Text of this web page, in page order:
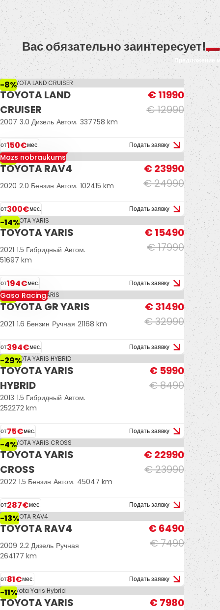
Вас обязательно заинтересует!
Предложение
-8%
TOYOTA LAND
CRUISER
€ 12990
€ 11990
2007 3.0 Дизель Автом. 337758 km
от150€мес. Подать заявку
-4%
Mazs nobraukums
TOYOTA RAV4
€ 24990
€ 23990
2020 2.0 Бензин Автом. 102415 km
от300€мес. Подать заявку
-14%
TOYOTA YARIS
€ 17990
€ 15490
2021 1.5 Гибридный Автом.
51697 km
от194€мес. Подать заявку
-5%
Gaso Racing.
TOYOTA GR YARIS
€ 32990
€ 31490
2021 1.6 Бензин Ручная 21168 km
от394€мес. Подать заявку
-29%
TOYOTA YARIS
HYBRID
€ 8490
€ 5990
2013 1.5 Гибридный Автом.
252272 km
от75€мес. Подать заявку
-4%
TOYOTA YARIS
CROSS
€ 23990
€ 22990
2022 1.5 Бензин Автом. 45047 km
от287€мес. Подать заявку
-13%
TOYOTA RAV4
€ 7490
€ 6490
2009 2.2 Дизель Ручная
264177 km
от81€мес. Подать заявку
-11%
TOYOTA YARIS
€ 7980